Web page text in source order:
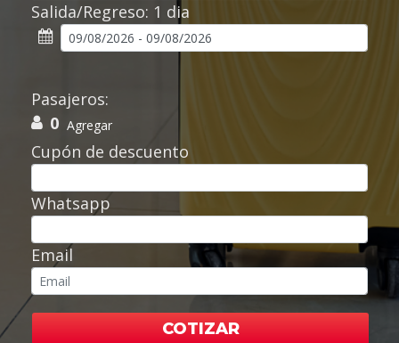
Salida/Regreso: 1 dia
Pasajeros:
0 Agregar
Cupón de descuento
Whatsapp
Email
COTIZAR